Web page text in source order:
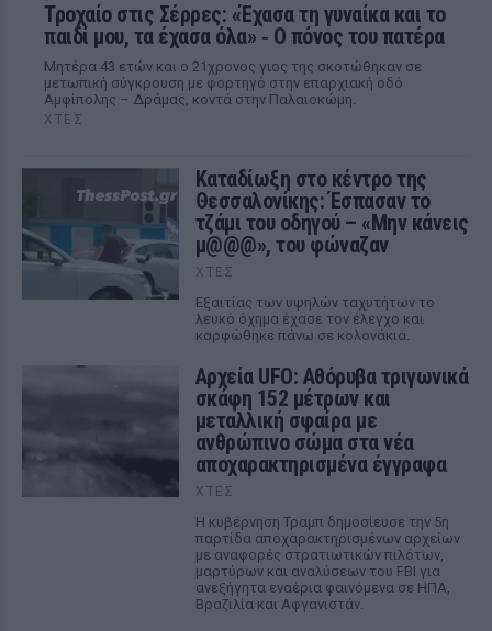
Τροχαίο στις Σέρρες: «Έχασα τη γυναίκα και το
παιδί μου, τα έχασα όλα» ‑ Ο πόνος του πατέρα
Μητέρα 43 ετών και ο 21χρονος γιος της σκοτώθηκαν σε
μετωπική σύγκρουση με φορτηγό στην επαρχιακή οδό
Αμφίπολης – Δράμας, κοντά στην Παλαιοκώμη.
ΧΤΕΣ
Καταδίωξη στο κέντρο της
Θεσσαλονίκης: Έσπασαν το
τζάμι του οδηγού – «Μην κάνεις
μ@@@», του φώναζαν
ΧΤΕΣ
Εξαιτίας των υψηλών ταχυτήτων το
λευκό όχημα έχασε τον έλεγχο και
καρφώθηκε πάνω σε κολονάκια.
Αρχεία UFO: Αθόρυβα τριγωνικά
σκάφη 152 μέτρων και
μεταλλική σφαίρα με
ανθρώπινο σώμα στα νέα
αποχαρακτηρισμένα έγγραφα
ΧΤΕΣ
Η κυβέρνηση Τραμπ δημοσίευσε την 5η
παρτίδα αποχαρακτηρισμένων αρχείων
με αναφορές στρατιωτικών πιλότων,
μαρτύρων και αναλύσεων του FBI για
ανεξήγητα εναέρια φαινόμενα σε ΗΠΑ,
Βραζιλία και Αφγανιστάν.